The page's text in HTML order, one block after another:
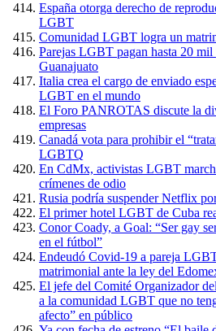
España otorga derecho de
LGBT
Comunidad LGBT logra un
Parejas LGBT pagan hasta 20 mil
Guanajuato
Italia crea el cargo de enviado
LGBT en el mundo
El Foro PANROTAS discute la
empresas
Canadá vota para prohibir el
LGBTQ
En CdMx, activistas LGBT
crímenes de odio
Rusia podría suspender Netflix
El primer hotel LGBT de Cuba
Conor Coady, a Goal: “Ser gay
en el fútbol”
Endeudó Covid-19 a pareja
matrimonial ante la ley del
El jefe del Comité Organizador
a la comunidad LGBT que no
afecto” en público